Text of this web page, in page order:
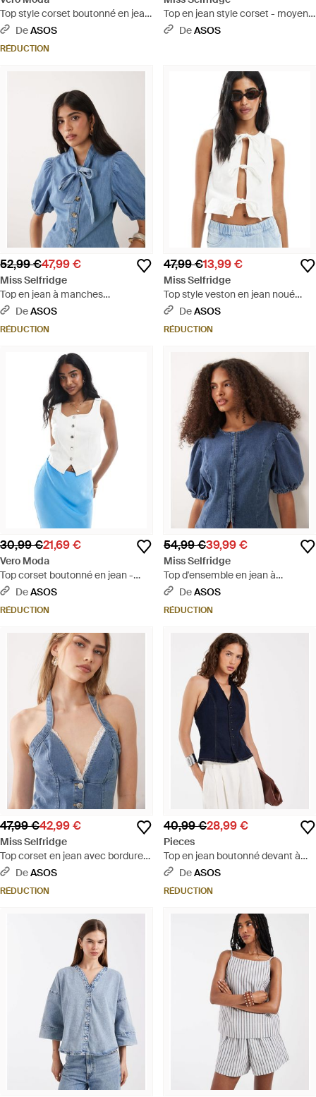
Top style corset boutonné en jean
- rouge
DeASOS
RÉDUCTION
Top en jean style corset - moyen
délavé - Bleu
DeASOS
52,99 €47,99 €
Miss Selfridge
Top en jean à manches
bouffantes et col noué - moyen
délavé - Bleu
DeASOS
RÉDUCTION
47,99 €13,99 €
Miss Selfridge
Top style veston en jean noué
devant - écru - Blanc
DeASOS
RÉDUCTION
30,99 €21,69 €
Vero Moda
Top corset boutonné en jean -
BleuDeASOS
RÉDUCTION
54,99 €39,99 €
Miss Selfridge
Top d'ensemble en jean à
manches bouffantes - moyen
délavé - Bleu
DeASOS
RÉDUCTION
47,99 €42,99 €
Miss Selfridge
Top corset en jean avec bordures
en dentelle - délavage moyen -
Bleu
DeASOS
RÉDUCTION
40,99 €28,99 €
Pieces
Top en jean boutonné devant à
encolure licou - bleu foncé
DeASOS
RÉDUCTION